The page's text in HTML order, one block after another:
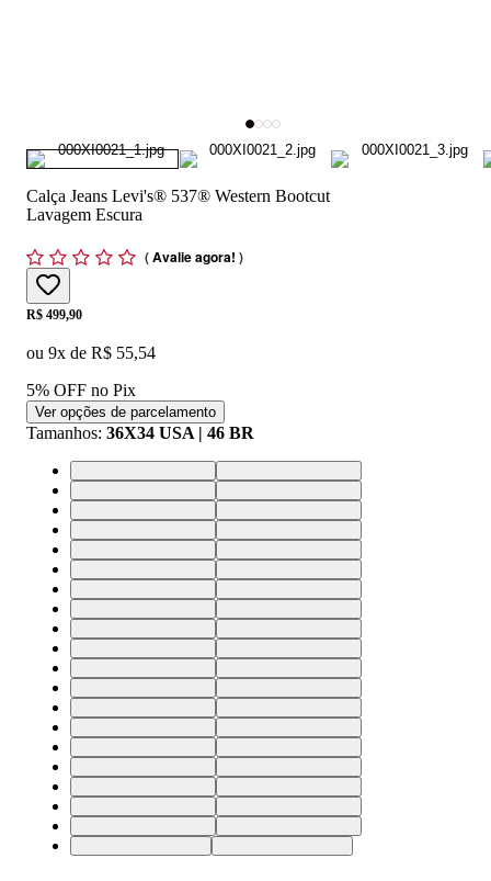
Calça Jeans Levi's® 537® Western Bootcut
Lavagem Escura
(Avalie agora! )
Price:
R$ 499,90
ou 9x de R$ 55,54
5% OFF no Pix
Ver opções de parcelamento
Tamanhos: 36X34 USA | 46 BR
28X34 USA | 36 BR30X34 USA | 38 BR
32X34 USA | 40 BR33X34 USA | 42 BR
34X34 USA | 44 BR36X34 USA | 46 BR
38X34 USA | 48 BR40X34 USA | 50 BR
42X34 USA | 52 BR44X34 USA | 54 BR
29X34 USA | 37 BR28X32 USA | 36 BR
29X32 USA | 37 BR30X32 USA | 38 BR
31X32 USA | 39 BR32X32 USA | 40 BR
33X32 USA | 42 BR34X32 USA | 44 BR
36X32 USA | 46 BR38X32 USA | 48 BR
40X32 USA | 50 BR42X32 USA | 52 BR
32X30 USA | 40 BR34X30 USA | 44 BR
38X30 USA | 48 BR40X30 USA | 50 BR
42X30 USA | 52 BR36X36 USA | 46 BR
38X36 USA | 48 BR40X36 USA | 50 BR
35X34 USA | 45 BR32X36 USA | 40 BR
33X36 USA | 42 BR34X36 USA | 44 BR
30X30 USA | 38 BR30X36 USA | 38 BR
33X30 USA | 42 BR36X30 USA | 46 BR
36x33 USA | 46 BR32x33 USA | 40 BR